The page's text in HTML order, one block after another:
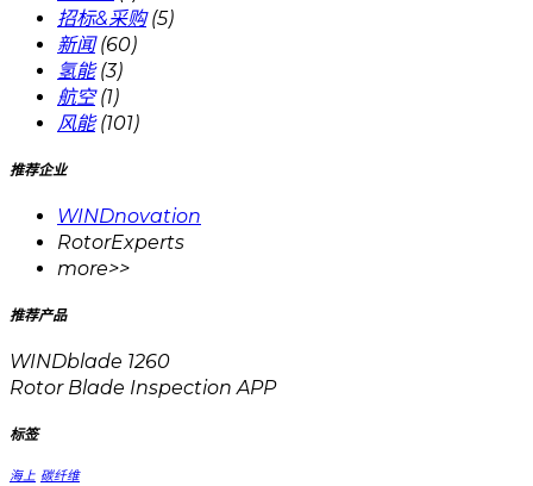
招标&采购 (5)
新闻 (60)
氢能 (3)
航空 (1)
风能 (101)
推荐企业
WINDnovation
RotorExperts
more>>
推荐产品
WINDblade 1260
Rotor Blade Inspection APP
标签
海上 碳纤维